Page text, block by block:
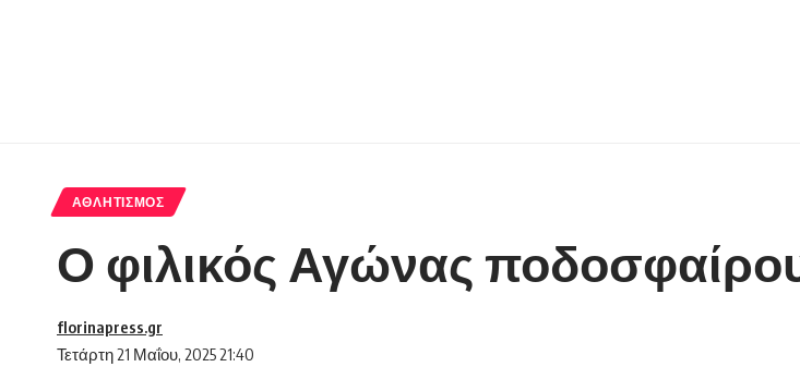
ΑΘΛΗΤΙΣΜΌΣ
Ο φιλικός Αγώνας
Τετάρτη 21 Μαΐου, 2025 21:40
florinapress.gr